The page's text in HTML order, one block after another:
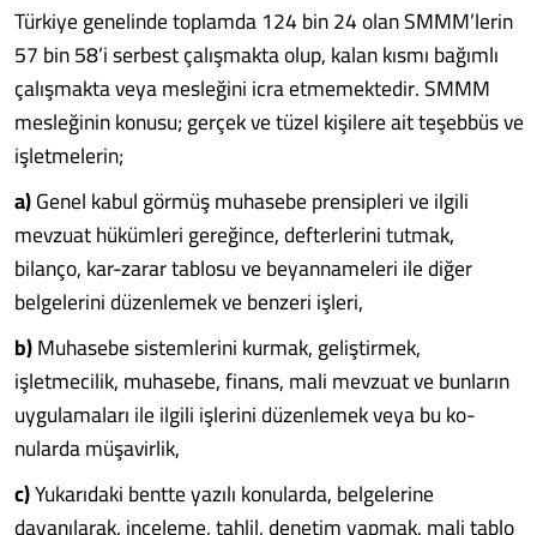
Türkiye genelinde toplamda 124 bin 24 olan SMMM’lerin
57 bin 58’i serbest çalışmakta olup, kalan kısmı bağımlı
çalışmakta veya mesleğini icra etmemekte­dir. SMMM
mesleğinin konusu; gerçek ve tüzel kişilere ait teşeb­büs ve
işletmelerin;
a)Genel kabul görmüş muha­sebe prensipleri ve ilgili
mevzuat hükümleri gereğince, defterlerini tutmak,
bilanço, kar-zarar tablosu ve beyannameleri ile diğer
belge­lerini düzenlemek ve benzeri iş­leri,
b)Muhasebe sistemlerini kur­mak, geliştirmek,
işletmecilik, muhasebe, finans, mali mevzuat ve bunların
uygulamaları ile ilgi­li işlerini düzenlemek veya bu ko­
nularda müşavirlik,
c)Yukarıdaki bentte yazılı ko­nularda, belgelerine